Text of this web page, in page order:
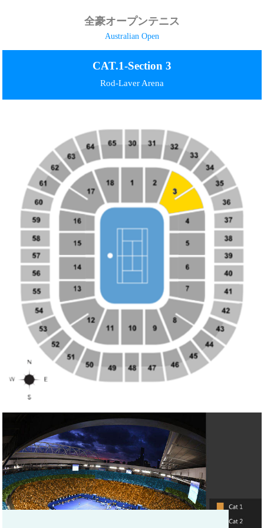
全豪オープンテニス
Australian Open
CAT.1-Section 3
Rod-Laver Arena